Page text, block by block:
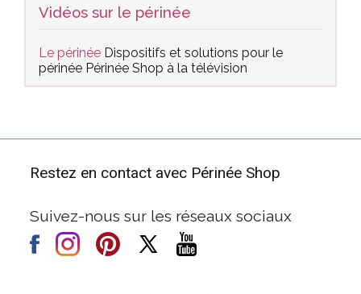
Vidéos sur le périnée
Le périnée Dispositifs et solutions pour le
périnée Périnée Shop à la télévision
Restez en contact avec Périnée Shop
Suivez-nous sur les réseaux sociaux